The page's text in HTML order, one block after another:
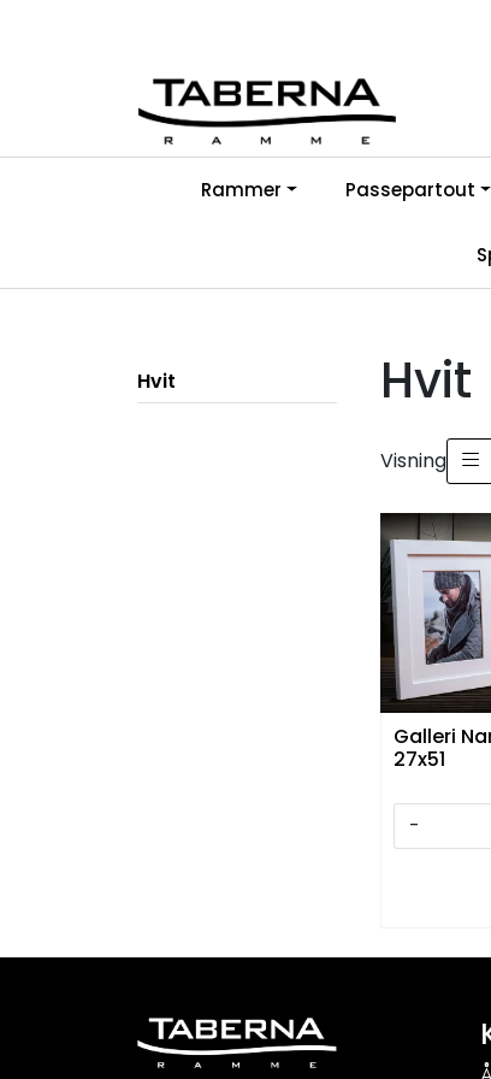
Rammer Passepartout
Hvit Hvit
Visning
Galleri
27x51
-